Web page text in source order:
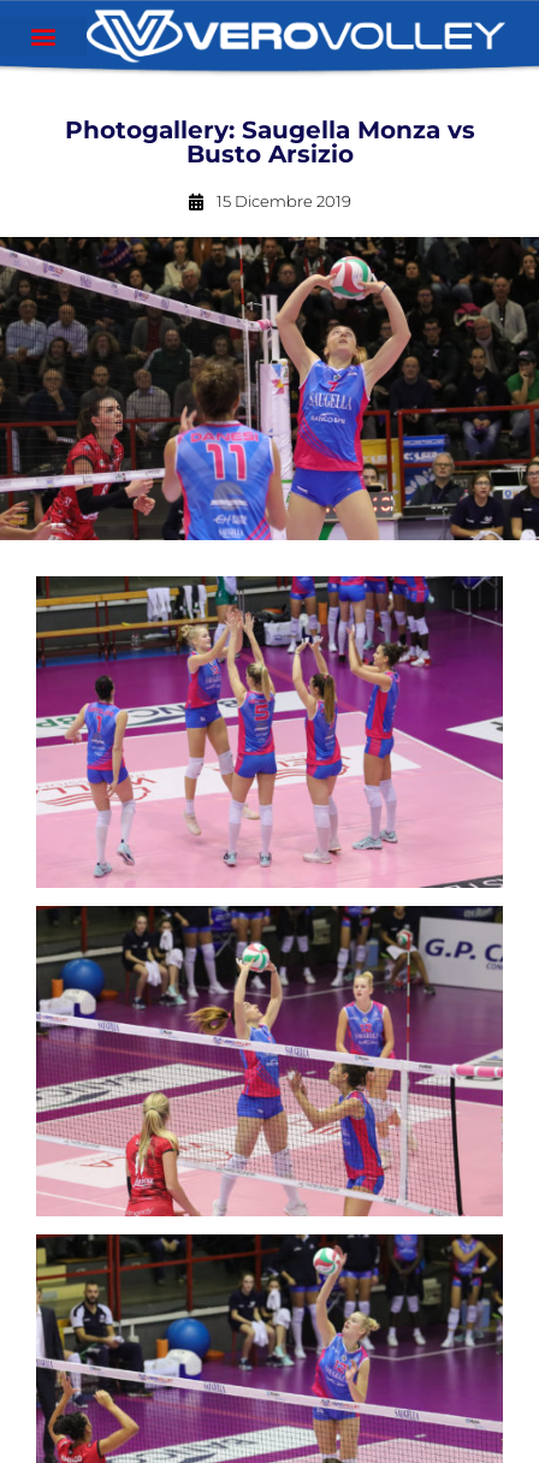
Photogallery: Saugella Monza vs
Busto Arsizio
15 Dicembre 2019